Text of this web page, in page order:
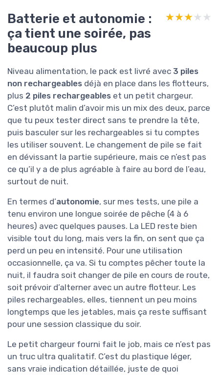
Batterie et autonomie :
ça tient une soirée, pas
beaucoup plus
★★★★★
★★★★★
Niveau alimentation, le pack est livré avec 3 piles
non rechargeables déjà en place dans les flotteurs,
plus 2 piles rechargeables et un petit chargeur.
C’est plutôt malin d’avoir mis un mix des deux, parce
que tu peux tester direct sans te prendre la tête,
puis basculer sur les rechargeables si tu comptes
les utiliser souvent. Le changement de pile se fait
en dévissant la partie supérieure, mais ce n’est pas
ce qu’il y a de plus agréable à faire au bord de l’eau,
surtout de nuit.
En termes d’autonomie, sur mes tests, une pile a
tenu environ une longue soirée de pêche (4 à 6
heures) avec quelques pauses. La LED reste bien
visible tout du long, mais vers la fin, on sent que ça
perd un peu en intensité. Pour une utilisation
occasionnelle, ça va. Si tu comptes pêcher toute la
nuit, il faudra soit changer de pile en cours de route,
soit prévoir d’alterner avec un autre flotteur. Les
piles rechargeables, elles, tiennent un peu moins
longtemps que les jetables, mais ça reste suffisant
pour une session classique du soir.
Le petit chargeur fourni fait le job, mais ce n’est pas
un truc ultra qualitatif. C’est du plastique léger,
sans vraie indication détaillée, juste de quoi